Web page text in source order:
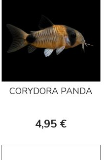
CORYDORA PANDA
4,95 €